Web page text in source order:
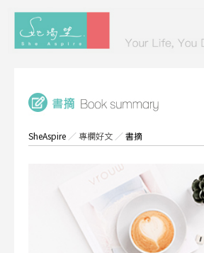
SheAspire ／專欄好文 ／書摘